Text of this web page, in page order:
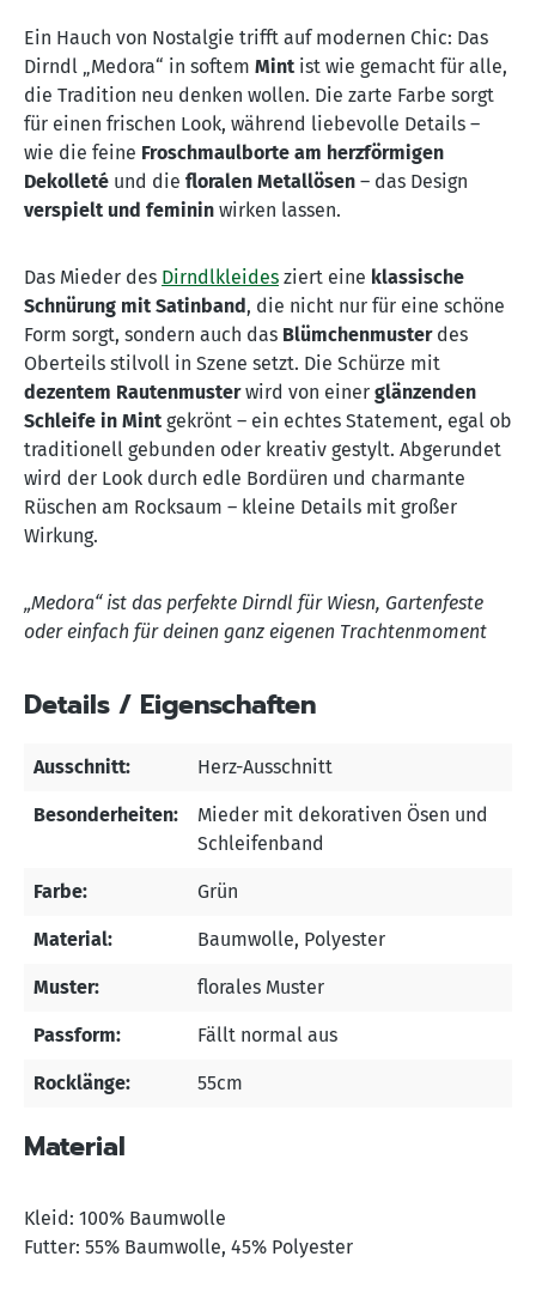
Ein Hauch von Nostalgie trifft auf modernen Chic: Das
Dirndl „Medora“ in softem Mint ist wie gemacht für alle,
die Tradition neu denken wollen. Die zarte Farbe sorgt
für einen frischen Look, während liebevolle Details –
wie die feine Froschmaulborte am herzförmigen
Dekolleté und die floralen Metallösen – das Design
verspielt und feminin wirken lassen.
Das Mieder des Dirndlkleides ziert eine klassische
Schnürung mit Satinband, die nicht nur für eine schöne
Form sorgt, sondern auch das Blümchenmusterdes
Oberteils stilvoll in Szene setzt. Die Schürze mit
dezentem Rautenmusterwird von einer glänzenden
Schleife in Mint gekrönt – ein echtes Statement, egal ob
traditionell gebunden oder kreativ gestylt. Abgerundet
wird der Look durch edle Bordüren und charmante
Rüschen am Rocksaum – kleine Details mit großer
Wirkung.
„Medora“ ist das perfekte Dirndl für Wiesn, Gartenfeste
oder einfach für deinen ganz eigenen Trachtenmoment
Details / Eigenschaften
Ausschnitt: Herz-Ausschnitt
Besonderheiten:
Mieder mit dekorativen Ösen und
Schleifenband
Farbe: Grün
Material: Baumwolle, Polyester
Muster: florales Muster
Passform: Fällt normal aus
Rocklänge: 55cm
Material
Kleid: 100% Baumwolle
Futter: 55% Baumwolle, 45% Polyester